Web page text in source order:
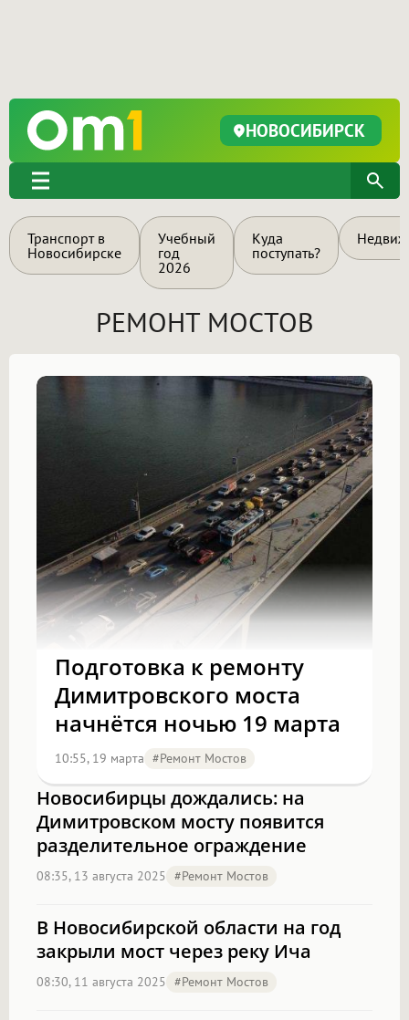
НОВОСИБИРСК
Транспорт в
Новосибирске
Учебный
год
2026
Куда
поступать?
РЕМОНТ МОСТОВ
Подготовка к ремонту
Димитровского моста
начнётся ночью 19 марта
10:55, 19 марта #Ремонт Мостов
Новосибирцы дождались: на
Димитровском мосту появится
разделительное ограждение
08:35, 13 августа 2025 #Ремонт Мостов
В Новосибирской области на год
закрыли мост через реку Ича
08:30, 11 августа 2025 #Ремонт Мостов